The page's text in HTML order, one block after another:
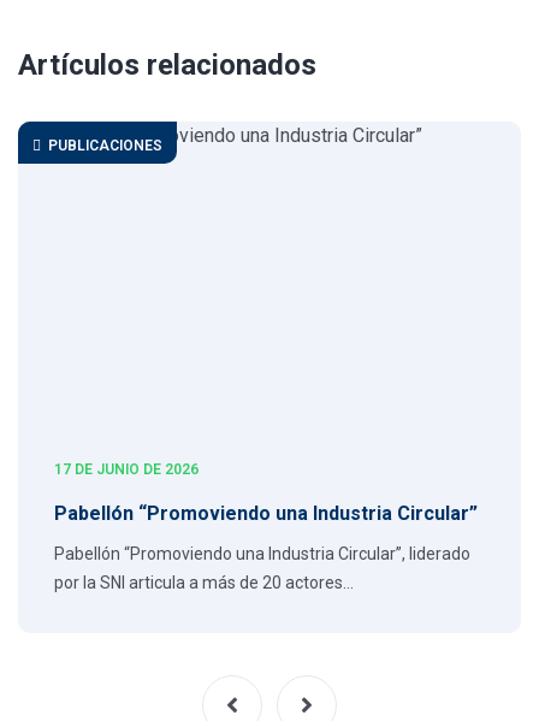
Artículos relacionados
PUBLICACIONES
17 DE JUNIO DE 2026
Pabellón “Promoviendo una Industria Circular”
Pabellón “Promoviendo una Industria Circular”, liderado
por la SNI articula a más de 20 actores…